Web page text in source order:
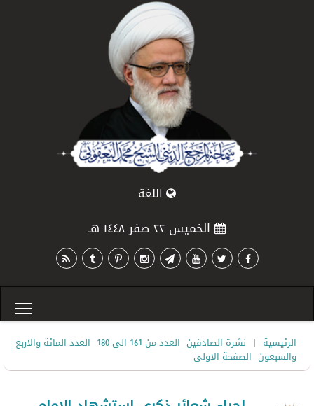
اللغة
الخميس ٢٢ صفر ١٤٤٨ هـ
الرئيسية | نشرة الصادقين العدد من 161 الى 180
العدد المائة والاربع
والسبعون الصفحة الاولى